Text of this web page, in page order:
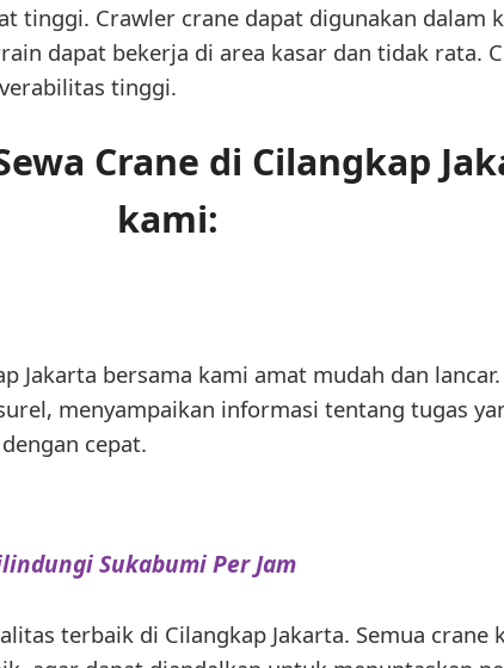
tinggi. Crawler crane dapat digunakan dalam
dapat bekerja di area kasar dan tidak rata.
tinggi.
Crane di Cilangkap
kami:
Jakarta bersama kami amat mudah dan
menyampaikan informasi tentang tugas
cepat.
Sukabumi Per Jam
terbaik di Cilangkap Jakarta. Semua crane